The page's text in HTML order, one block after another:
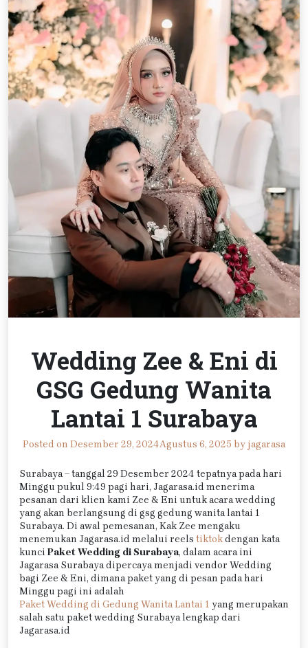
Wedding Zee & Eni di
GSG Gedung Wanita
Lantai 1 Surabaya
Posted on Desember 29, 2024Agustus 6, 2025 by jagarasa
Surabaya – tanggal 29 Desember 2024 tepatnya pada hari
Minggu pukul 9:49 pagi hari, Jagarasa.id menerima
pesanan dari klien kami Zee & Eni untuk acara wedding
yang akan berlangsung di gsg gedung wanita lantai 1
Surabaya. Di awal pemesanan, Kak Zee mengaku
menemukan Jagarasa.id melalui reels tiktokdengan kata
kunci Paket Wedding di Surabaya, dalam acara ini
Jagarasa Surabaya dipercaya menjadi vendor Wedding
bagi Zee & Eni, dimana paket yang di pesan pada hari
Minggu pagi ini adalah
Paket Wedding di Gedung Wanita Lantai 1 yang merupakan
salah satu paket wedding Surabaya lengkap dari
Jagarasa.id